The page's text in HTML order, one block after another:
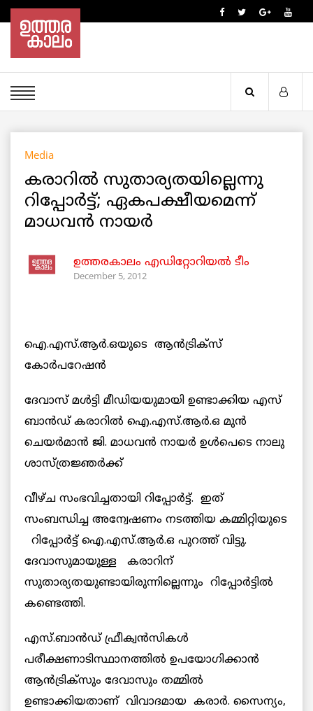
Media
കരാറില്‍ സുതാര്യതയില്ലെന്നു
റിപ്പോര്‍ട്ട്‌; ഏകപക്ഷീയമെന്ന്
മാധവന്‍ നായര്‍
ഉത്തരകാലം എഡിറ്റോറിയല്‍ ടീം
December 5, 2012
ഐ.എസ്.ആര്‍.ഒയുടെ ആന്‍ട്രിക്സ്
കോര്‍പറേഷന്‍
ദേവാസ് മള്‍ട്ടി മീഡിയയുമായി ഉണ്ടാക്കിയ എസ്
ബാന്‍ഡ് കരാറില്‍ ഐ.എസ്.ആര്‍.ഒ മുന്‍
ചെയര്‍മാന്‍ ജി. മാധവന്‍ നായര്‍ ഉള്‍പെടെ നാലു
ശാസ്ത്രജ്ഞര്‍ക്ക്
വീഴ്ച സംഭവിച്ചതായി റിപ്പോര്‍ട്ട്. ഇത്
സംബന്ധിച്ച അന്വേഷണം നടത്തിയ കമ്മിറ്റിയുടെ
റിപ്പോര്‍ട്ട് ഐ.എസ്.ആര്‍.ഒ പുറത്ത് വിട്ടു.
ദേവാസുമായുള്ള കരാറിന്
സുതാര്യതയുണ്ടായിരുന്നില്ലെന്നും റിപ്പോര്‍ട്ടില്‍
കണ്ടെത്തി.
എസ്.ബാന്‍ഡ് ഫ്രീക്വന്‍സികള്‍
പരീക്ഷണാടിസ്ഥാനത്തില്‍ ഉപയോഗിക്കാന്‍
ആന്‍ട്രിക്സും ദേവാസും തമ്മില്‍
ഉണ്ടാക്കിയതാണ് വിവാദമായ കരാര്‍. സൈന്യം,